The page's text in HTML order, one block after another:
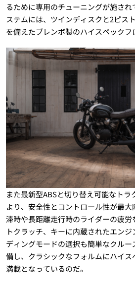
るために専用のチューニングが施さ
ステムには、ツインディスクと2ピス
を備えたブレンボ製のハイスペックフ
また最新型ABSと切り替え可能なト
より、安全性とコントロール性が最
滞時や長距離走行時のライダーの疲
トクラッチ、キーに内蔵されたエン
ディングモードの選択も簡単なクル
備し、クラシックなフォルムにハイ
満載となっているのだ。